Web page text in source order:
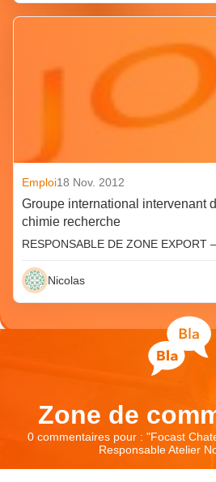
Emploi18 Nov. 2012
Groupe international intervenant
chimie recherche
RESPONSABLE DE ZONE EXPORT
Nicolas
Zone de
0 commentaires pour : "Focast
Responsable Atelier